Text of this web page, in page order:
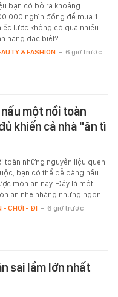
bạn có bỏ ra khoảng
nghìn đồng để mua 1
lược không có quá nhiều
năng đặc biệt?
& FASHION - 6 giờ trước
một nồi toàn
khiến cả nhà "ăn tì
toàn những nguyên liệu quen
bạn có thể dễ dàng nấu
món ăn này. Đây là một
ăn nhẹ nhàng nhưng ngon…
- CHƠI - ĐI - 6 giờ trước
sai lầm lớn nhất